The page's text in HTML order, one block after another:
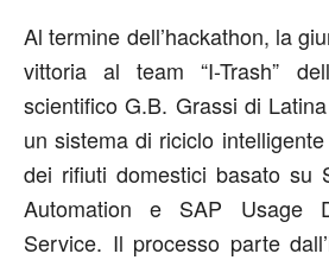
Al termine dell’hackathon, la
vittoria al team “I-Trash”
scientifico G.B. Grassi di
un sistema di riciclo
dei rifiuti domestici basato su
Automation e SAP Usage
Service. Il processo parte